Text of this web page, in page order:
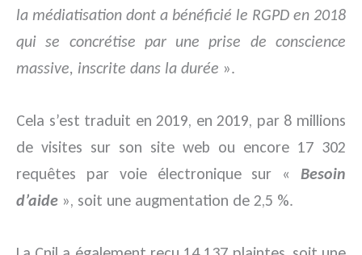
la médiatisation dont a bénéficié le RGPD en 2018
qui se concrétise par une prise de conscience
massive, inscrite dans la durée ».
Cela s’est traduit en 2019, en 2019, par 8 millions
de visites sur son site web ou encore 17 302
requêtes par voie électronique sur « Besoin
d’aide », soit une augmentation de 2,5 %.